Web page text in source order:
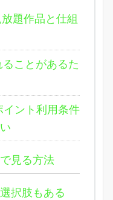
題作品と仕組
ことがあるた
ント利用条件
見る方法
択肢もある